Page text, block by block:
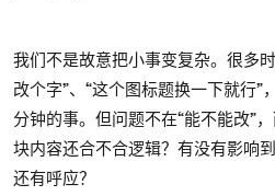
我们不是故意把小事变复杂。很多
改个字”、“这个图标题换一下就行
分钟的事。但问题不在“能不能改
块内容还合不合逻辑？有没有影响
还有呼应？